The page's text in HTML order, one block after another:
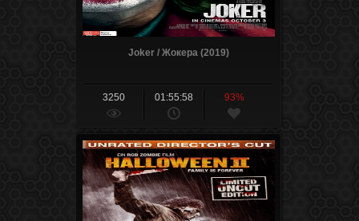
Joker / Жокера (2019)
3250 01:55:58 93%